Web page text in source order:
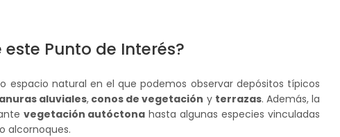
Punto de Interés?
espacio natural en el que podemos observar depósitos típicos
aluviales,conos de vegetación y terrazas. Además, la
vegetación autóctona hasta algunas especies vinculadas
alcornoques.